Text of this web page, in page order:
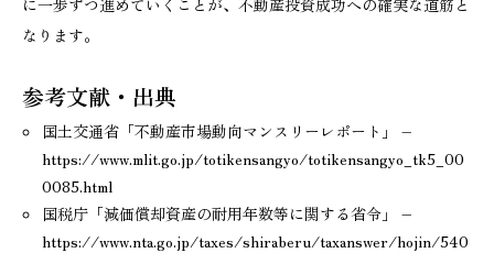
に一歩ずつ進めていくことが、不動産投資成功への確実な道筋と
なります。
参考文献・出典
国土交通省「不動産市場動向マンスリーレポート」 –
https://www.mlit.go.jp/totikensangyo/totikensangyo_tk5_00
0085.html
国税庁「減価償却資産の耐用年数等に関する省令」 –
https://www.nta.go.jp/taxes/shiraberu/taxanswer/hojin/540